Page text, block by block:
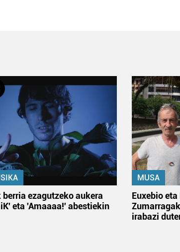
berria ezagutzeko aukera
eta 'Amaaaa!' abestiekin
MUSA
Euxebio
irabazi